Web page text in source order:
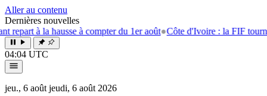
Aller au contenu
Dernières nouvelles
hausse à compter du 1er août●Côte d'Ivoire : la FIF tourne la page
04:04 UTC
jeu., 6 août jeudi, 6 août 2026